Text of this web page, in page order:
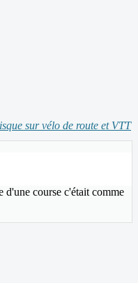
sur vélo de route et VTT
course c'était comme